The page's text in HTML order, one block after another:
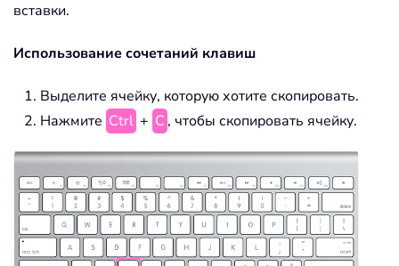
вставки.
Использование сочетаний клавиш
Выделите ячейку, которую хотите скопировать.
Нажмите Ctrl + C , чтобы скопировать ячейку.